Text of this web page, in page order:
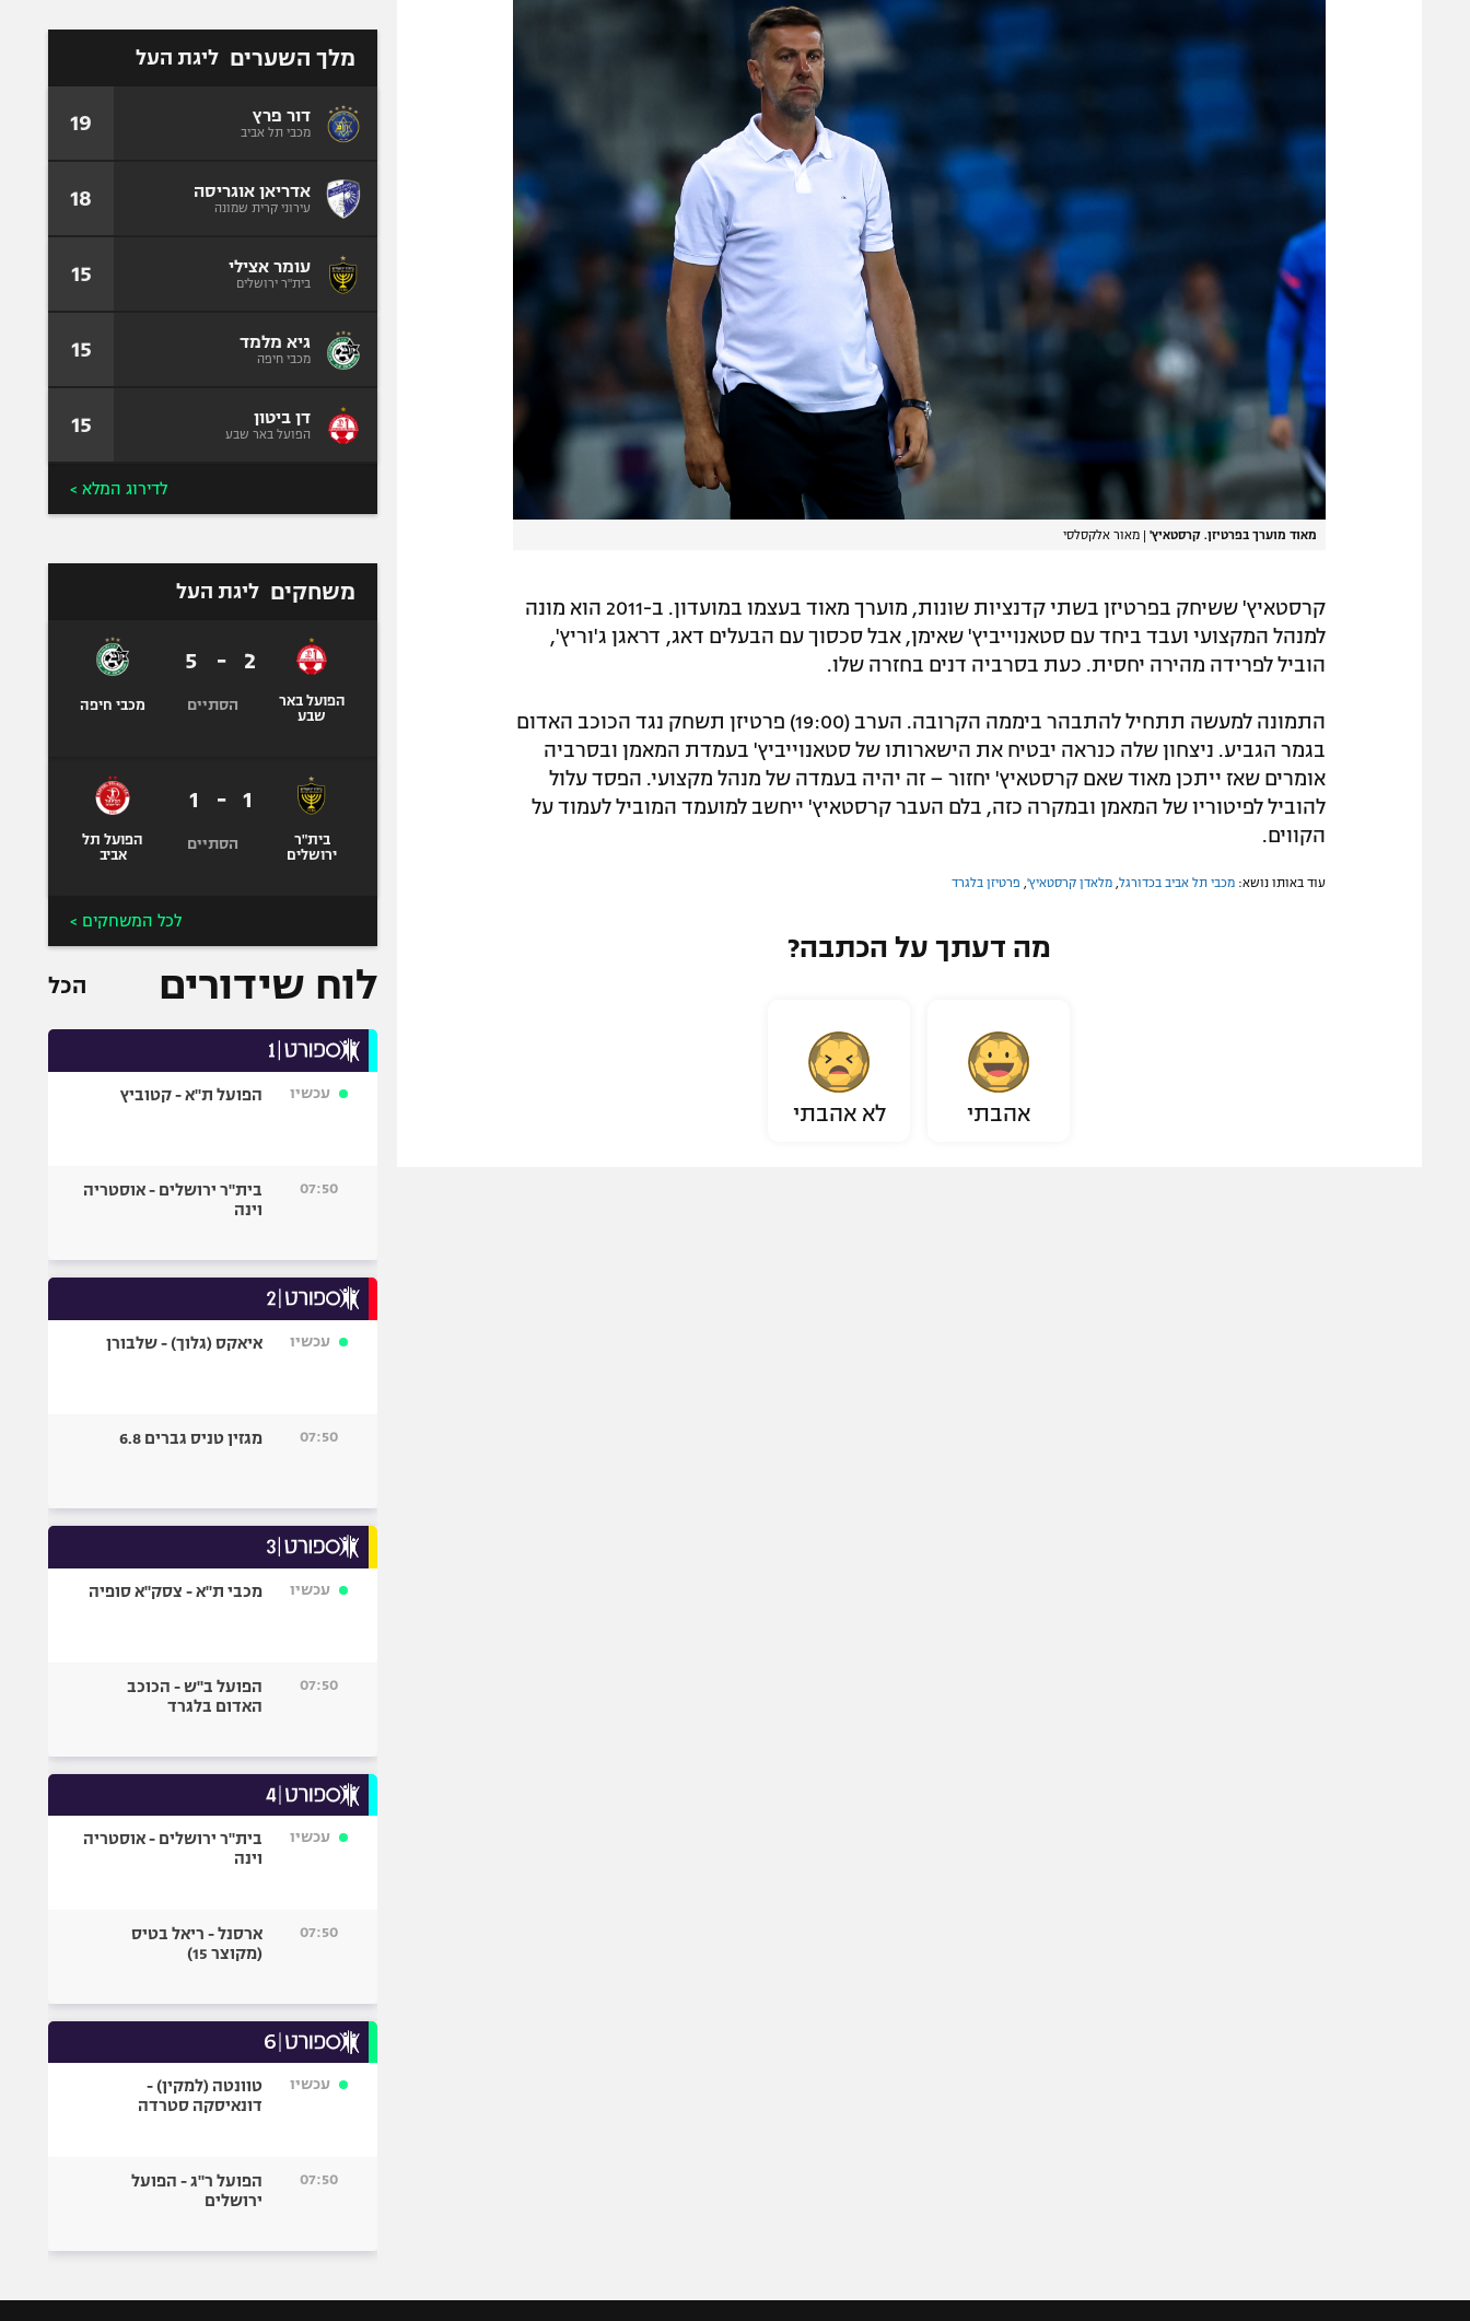
מאוד מוערך בפרטיזן. קרסטאיץ' | מאור אלקסלסי
קרסטאיץ' ששיחק בפרטיזן בשתי קדנציות שונות, מוערך מאוד בעצמו במועדון. ב-2011 הוא מונה
למנהל המקצועי ועבד ביחד עם סטאנוייביץ' שאימן, אבל סכסוך עם הבעלים דאג, דראגן ג'וריץ',
הוביל לפרידה מהירה יחסית. כעת בסרביה דנים בחזרה שלו.
התמונה למעשה תתחיל להתבהר ביממה הקרובה. הערב (19:00) פרטיזן תשחק נגד הכוכב האדום
בגמר הגביע. ניצחון שלה כנראה יבטיח את הישארותו של סטאנוייביץ' בעמדת המאמן ובסרביה
אומרים שאז ייתכן מאוד שאם קרסטאיץ' יחזור – זה יהיה בעמדה של מנהל מקצועי. הפסד עלול
להוביל לפיטוריו של המאמן ובמקרה כזה, בלם העבר קרסטאיץ' ייחשב למועמד המוביל לעמוד על
הקווים.
עוד באותו נושא: מכבי תל אביב בכדורגל מלאדן קרסטאיץ' פרטיזן בלגרד
מה דעתך על הכתבה?
אהבתי לא אהבתי
מלך השערים ליגת העל
דור פרץ
מכבי תל אביב 19
אדריאן אוגריסה
עירוני קרית שמונה 18
עומר אצילי
בית"ר ירושלים 15
גיא מלמד
מכבי חיפה 15
דן ביטון
הפועל באר שבע 15
לדירוג המלא >
משחקים ליגת העל
הפועל באר
שבע
2
-
5
הסתיים מכבי חיפה
בית"ר
ירושלים
1
-
1
הסתיים
הפועל תל
אביב
לכל המשחקים >
לוח שידורים הכל
עכשיו הפועל ת"א - קטוביץ
07:50
בית"ר ירושלים - אוסטריה
וינה
עכשיו איאקס (גלוך) - שלבורן
07:50 מגזין טניס גברים 6.8
עכשיו מכבי ת"א - צסק"א סופיה
07:50
הפועל ב"ש - הכוכב
האדום בלגרד
עכשיו
בית"ר ירושלים - אוסטריה
וינה
07:50
ארסנל - ריאל בטיס
(מקוצר 15)
עכשיו
טוונטה (למקין) -
דונאיסקה סטרדה
07:50
הפועל ר"ג - הפועל
ירושלים